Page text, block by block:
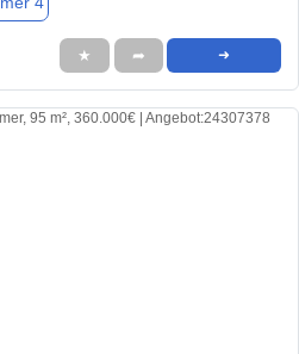
★ ➦ ➜